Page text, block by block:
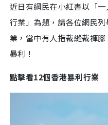
近日有網民在小紅書以「
行業」為題，請各位網民
業，當中有人指裁縫裁褲
暴利！
點擊看12個香港暴利行業